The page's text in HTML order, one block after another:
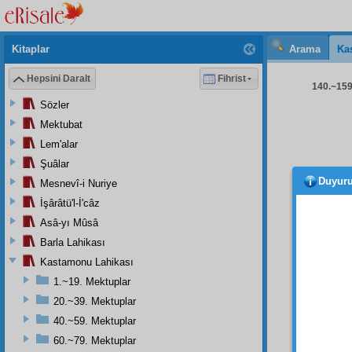
Arama
İşte
Kitaplar
Hepsini Daralt Fihrist
Sözler
Mektubat
Lem'alar
Şuâlar
Mesnevî-i Nuriye
İşârâtü'l-İ'câz
Asâ-yı Mûsâ
Barla Lahikası
Kastamonu Lahikası
1.~19. Mektuplar
20.~39. Mektuplar
40.~59. Mektuplar
60.~79. Mektuplar
Duyuru